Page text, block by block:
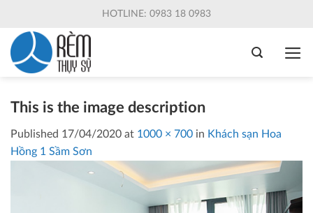
content
HOTLINE: 0983 18 0983
This is the image description
Published 17/04/2020 at 1000 × 700 in Khách sạn Hoa
Hồng 1 Sầm Sơn